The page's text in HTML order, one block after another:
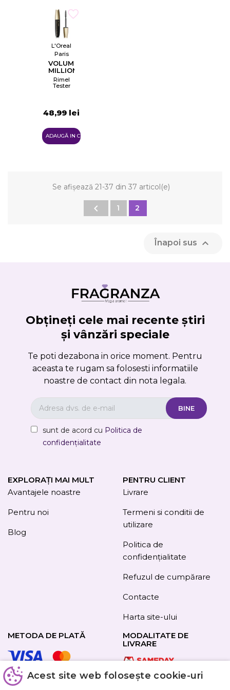
L'Oreal
Paris
VOLUME
MILLION
LASHES
BALM
MASCARA
Rimel
Tester
48,99 lei
ADAUGĂ IN COŞ
Se afișează 21-37 din 37 articol(e)
 1 2
Înapoi sus 
Obțineți cele mai recente știri
și vânzări speciale
Te poti dezabona in orice moment. Pentru
aceasta te rugam sa folosesti informatiile
noastre de contact din nota legala.
sunt de acord cu Politica de
confidențialitate
EXPLORAȚI MAI MULT
Avantajele noastre
Pentru noi
Blog
PENTRU CLIENT
Livrare
Termeni si conditii de
utilizare
Politica de
confidențialitate
Refuzul de cumpărare
Contacte
Harta site-ului
METODA DE PLATĂ
URMAȚI-NE
MODALITATE DE
LIVRARE
Acest site web folosește cookie-uri